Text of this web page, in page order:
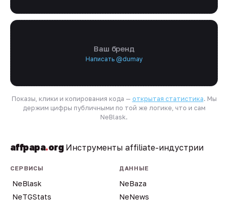
Ваш бренд
Написать @dumay
Показы, клики и копирования кода — открытая статистика. Мы
держим цифры публичными по той же логике, что и сам
NeBlask.
affpapa.org Инструменты affiliate-индустрии
СЕРВИСЫ
NeBlask
NeTGStats
ДАННЫЕ
NeBaza
NeNews